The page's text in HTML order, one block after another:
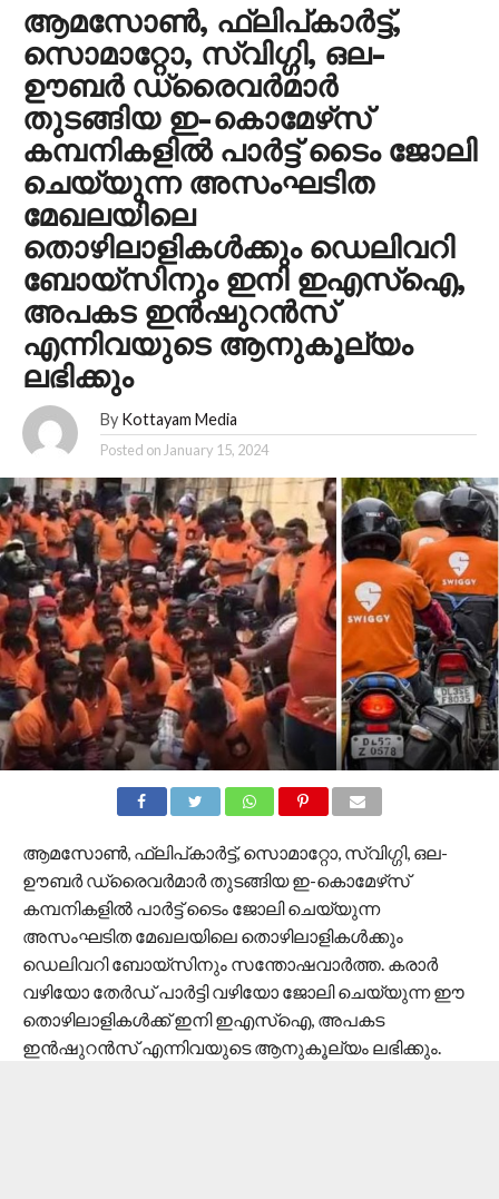
ആമസോൺ, ഫ്ലിപ്കാർട്ട്,
സൊമാറ്റോ, സ്വിഗ്ഗി, ഒല-
ഊബർ ഡ്രൈവർമാർ
തുടങ്ങിയ ഇ-കൊമേഴ്‌സ്
കമ്പനികളിൽ പാർട്ട് ടൈം ജോലി
ചെയ്യുന്ന അസംഘടിത
മേഖലയിലെ
തൊഴിലാളികൾക്കും ഡെലിവറി
ബോയ്‌സിനും ഇനി ഇഎസ്‌ഐ,
അപകട ഇൻഷുറൻസ്
എന്നിവയുടെ ആനുകൂല്യം
ലഭിക്കും
By Kottayam Media
Posted on January 15, 2024
ആമസോൺ, ഫ്ലിപ്കാർട്ട്, സൊമാറ്റോ, സ്വിഗ്ഗി, ഒല-
ഊബർ ഡ്രൈവർമാർ തുടങ്ങിയ ഇ-കൊമേഴ്‌സ്
കമ്പനികളിൽ പാർട്ട് ടൈം ജോലി ചെയ്യുന്ന
അസംഘടിത മേഖലയിലെ തൊഴിലാളികൾക്കും
ഡെലിവറി ബോയ്‌സിനും സന്തോഷവാർത്ത. കരാർ
വഴിയോ തേർഡ് പാർട്ടി വഴിയോ ജോലി ചെയ്യുന്ന ഈ
തൊഴിലാളികൾക്ക് ഇനി ഇഎസ്‌ഐ, അപകട
ഇൻഷുറൻസ് എന്നിവയുടെ ആനുകൂല്യം ലഭിക്കും.